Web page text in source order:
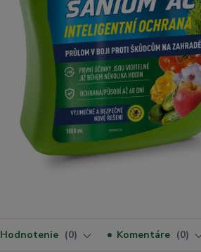
Hodnotenie 0 Komentáre 0